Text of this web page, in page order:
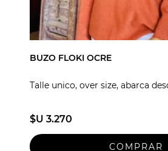
BUZO FLOKI OCRE
Talle unico, over size, abarca
$U 3.270